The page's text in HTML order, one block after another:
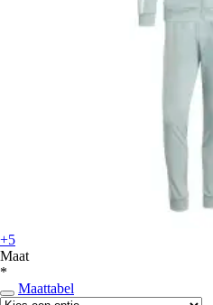
+5
Maat
*
Maattabel